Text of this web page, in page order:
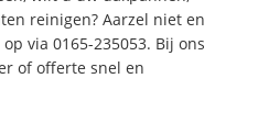
reinigen? Aarzel niet en
via 0165-235053. Bij ons
of offerte snel en